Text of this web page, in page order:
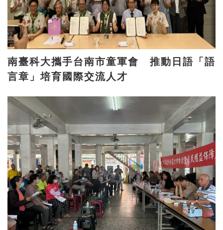
南臺科大攜手台南市童軍會 推動日語「語
言章」培育國際交流人才